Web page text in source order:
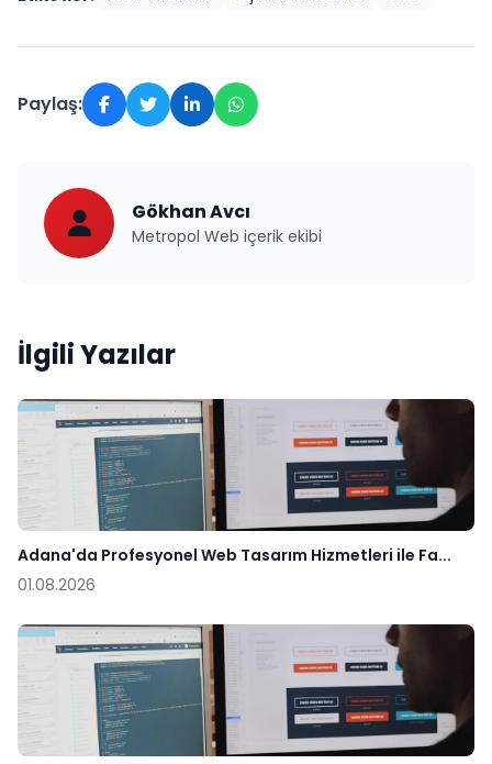
Paylaş:
Gökhan Avcı
Metropol Web içerik ekibi
İlgili Yazılar
Adana'da Profesyonel Web Tasarım Hizmetleri ile Fa...
01.08.2026